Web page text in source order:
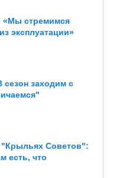
«Мы стремимся
эксплуатации»
сезон заходим с
"Крыльях Советов":
есть, что